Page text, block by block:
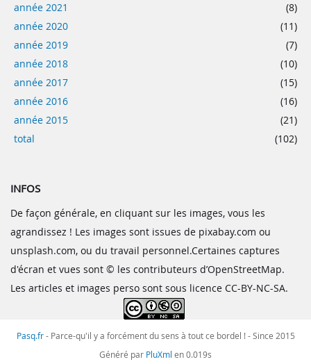
année 2021
(8)
année 2020
(11)
année 2019
(7)
année 2018
(10)
année 2017
(15)
année 2016
(16)
année 2015
(21)
total
(102)
INFOS
De façon générale, en cliquant sur les images, vous les
agrandissez ! Les images sont issues de pixabay.com ou
unsplash.com, ou du travail personnel.Certaines captures
d'écran et vues sont © les contributeurs d’OpenStreetMap.
Les articles et images perso sont sous licence CC-BY-NC-SA.
Pasq.fr- Parce-qu'il y a forcément du sens à tout ce bordel ! - Since 2015
Généré par PluXml en 0.019s